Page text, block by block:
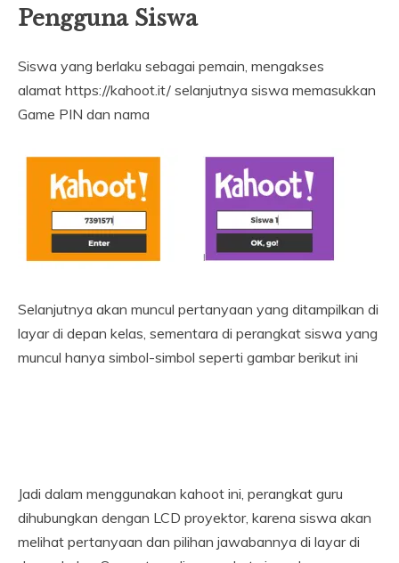
Pengguna Siswa
Siswa yang berlaku sebagai pemain, mengakses
alamat https://kahoot.it/ selanjutnya siswa memasukkan
Game PIN dan nama
Selanjutnya akan muncul pertanyaan yang ditampilkan di
layar di depan kelas, sementara di perangkat siswa yang
muncul hanya simbol-simbol seperti gambar berikut ini
Jadi dalam menggunakan kahoot ini, perangkat guru
dihubungkan dengan LCD proyektor, karena siswa akan
melihat pertanyaan dan pilihan jawabannya di layar di